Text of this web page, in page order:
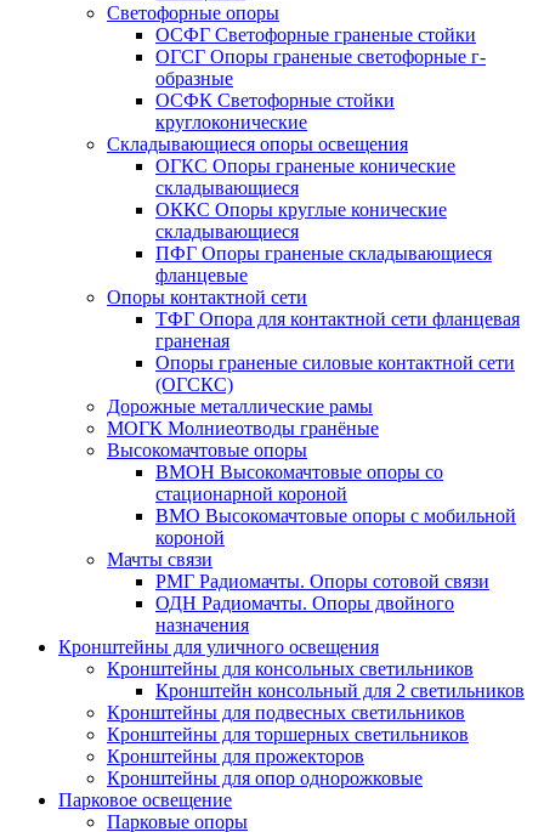
Светофорные опоры
ОСФГ Светофорные граненые стойки
ОГСГ Опоры граненые светофорные г-
образные
ОСФК Светофорные стойки
круглоконические
Складывающиеся опоры освещения
ОГКС Опоры граненые конические
складывающиеся
ОККС Опоры круглые конические
складывающиеся
ПФГ Опоры граненые складывающиеся
фланцевые
Опоры контактной сети
ТФГ Опора для контактной сети фланцевая
граненая
Опоры граненые силовые контактной сети
(ОГСКС)
Дорожные металлические рамы
МОГК Молниеотводы гранёные
Высокомачтовые опоры
ВМОН Высокомачтовые опоры со
стационарной короной
ВМО Высокомачтовые опоры с мобильной
короной
Мачты связи
РМГ Радиомачты. Опоры сотовoй связи
ОДН Радиомачты. Опоры двойного
назначения
Кронштейны для уличного освещения
Кронштейны для консольных светильников
Кронштейн консольный для 2 светильников
Кронштейны для подвесных светильников
Кронштейны для торшерных светильников
Кронштейны для прожекторов
Кронштейны для опор однорожковые
Парковое освещение
Парковые опоры